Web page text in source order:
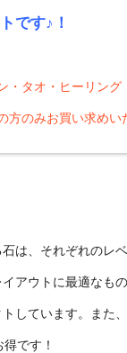
です♪！
・タオ・ヒーリング
方のみお買い求めい
は、それぞれのレ
アウトに最適なも
しています。また
です！